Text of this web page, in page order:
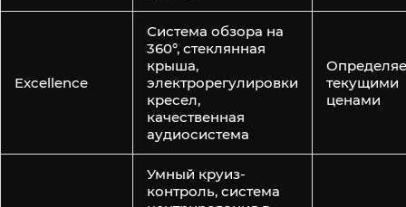
Excellence
Система обзора на
360°, стеклянная
крыша,
электрорегулировки
кресел,
качественная
аудиосистема
текущими
ценами
Умный круиз-
контроль, система